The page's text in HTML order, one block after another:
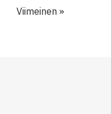
Viimeinen
Viimeinen »